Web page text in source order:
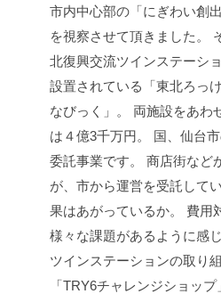
市内中心部の「にぎわい創
を視察させて頂きました。
北復興交流ツインステーシ
設置されている「東北ろっ
なびっく」。
両施設をあわ
は４億3千万円。
国、仙台
委託事業です。
商店街など
が、市から運営を受託してい
果はあがっているか。
費用
様々な課題があるように感じ
ツインステーションの取り
「TRY6チャレンジショップ